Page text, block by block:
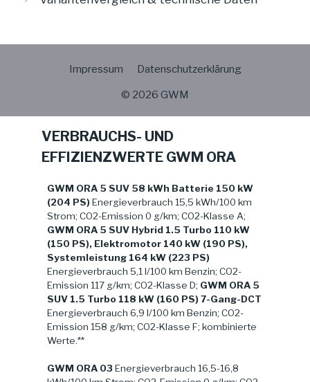
Impressum Datenschutzerklärung
© 2026 GWM
VERBRAUCHS- UND
EFFIZIENZWERTE GWM ORA
GWM ORA 5 SUV 58 kWh Batterie 150 kW
(204 PS) Energieverbrauch 15,5 kWh/100 km
Strom; CO2-Emission 0 g/km; CO2-Klasse A;
GWM ORA 5 SUV Hybrid 1.5 Turbo 110 kW
(150 PS), Elektromotor 140 kW (190 PS),
Systemleistung 164 kW (223 PS)
Energieverbrauch 5,1 l/100 km Benzin; CO2-
Emission 117 g/km; CO2-Klasse D; GWM ORA 5
SUV 1.5 Turbo 118 kW (160 PS) 7-Gang-DCT
Energieverbrauch 6,9 l/100 km Benzin; CO2-
Emission 158 g/km; CO2-Klasse F; kombinierte
Werte.**
GWM ORA 03 Energieverbrauch 16,5-16,8